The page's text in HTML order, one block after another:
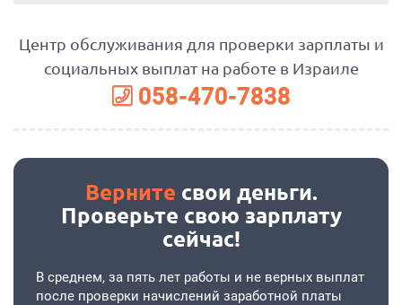
Центр обслуживания для проверки зарплаты и
социальных выплат на работе в Израиле
058-470-7838
Верните свои деньги.
Проверьте свою зарплату
сейчас!
В среднем, за пять лет работы и не верных выплат
после проверки начислений заработной платы